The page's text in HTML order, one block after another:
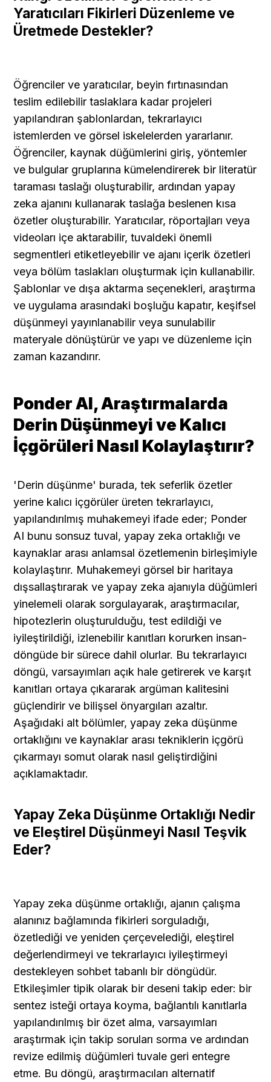
Yaratıcıları Fikirleri Düzenleme ve
Üretmede Destekler?
Öğrenciler ve yaratıcılar, beyin fırtınasından
teslim edilebilir taslaklara kadar projeleri
yapılandıran şablonlardan, tekrarlayıcı
istemlerden ve görsel iskelelerden yararlanır.
Öğrenciler, kaynak düğümlerini giriş, yöntemler
ve bulgular gruplarına kümelendirerek bir literatür
taraması taslağı oluşturabilir, ardından yapay
zeka ajanını kullanarak taslağa beslenen kısa
özetler oluşturabilir. Yaratıcılar, röportajları veya
videoları içe aktarabilir, tuvaldeki önemli
segmentleri etiketleyebilir ve ajanı içerik özetleri
veya bölüm taslakları oluşturmak için kullanabilir.
Şablonlar ve dışa aktarma seçenekleri, araştırma
ve uygulama arasındaki boşluğu kapatır, keşifsel
düşünmeyi yayınlanabilir veya sunulabilir
materyale dönüştürür ve yapı ve düzenleme için
zaman kazandırır.
Ponder AI, Araştırmalarda
Derin Düşünmeyi ve Kalıcı
İçgörüleri Nasıl Kolaylaştırır?
'Derin düşünme' burada, tek seferlik özetler
yerine kalıcı içgörüler üreten tekrarlayıcı,
yapılandırılmış muhakemeyi ifade eder; Ponder
AI bunu sonsuz tuval, yapay zeka ortaklığı ve
kaynaklar arası anlamsal özetlemenin birleşimiyle
kolaylaştırır. Muhakemeyi görsel bir haritaya
dışsallaştırarak ve yapay zeka ajanıyla düğümleri
yinelemeli olarak sorgulayarak, araştırmacılar,
hipotezlerin oluşturulduğu, test edildiği ve
iyileştirildiği, izlenebilir kanıtları korurken insan-
döngüde bir sürece dahil olurlar. Bu tekrarlayıcı
döngü, varsayımları açık hale getirerek ve karşıt
kanıtları ortaya çıkararak argüman kalitesini
güçlendirir ve bilişsel önyargıları azaltır.
Aşağıdaki alt bölümler, yapay zeka düşünme
ortaklığını ve kaynaklar arası tekniklerin içgörü
çıkarmayı somut olarak nasıl geliştirdiğini
açıklamaktadır.
Yapay Zeka Düşünme Ortaklığı Nedir
ve Eleştirel Düşünmeyi Nasıl Teşvik
Eder?
Yapay zeka düşünme ortaklığı, ajanın çalışma
alanınız bağlamında fikirleri sorguladığı,
özetlediği ve yeniden çerçevelediği, eleştirel
değerlendirmeyi ve tekrarlayıcı iyileştirmeyi
destekleyen sohbet tabanlı bir döngüdür.
Etkileşimler tipik olarak bir deseni takip eder: bir
sentez isteği ortaya koyma, bağlantılı kanıtlarla
yapılandırılmış bir özet alma, varsayımları
araştırmak için takip soruları sorma ve ardından
revize edilmiş düğümleri tuvale geri entegre
etme. Bu döngü, araştırmacıları alternatif